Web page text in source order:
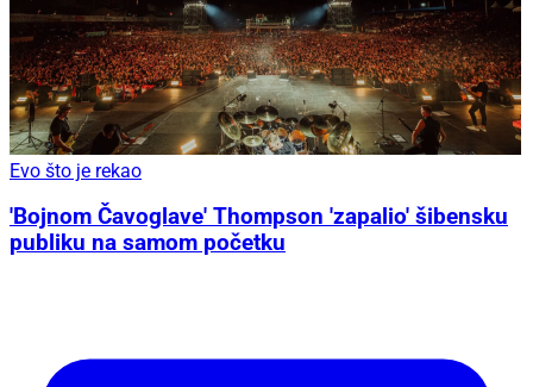
Evo što je rekao
'Bojnom Čavoglave' Thompson 'zapalio' šibensku
publiku na samom početku